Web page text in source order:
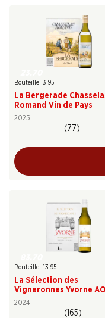
Bouteille: 3.95
La Bergerade
Romand Vin de Pays
2025
(77)
Bouteille: 13.95
La Sélection des
Vigneronnes Yvorne
Chablais
2024
(165)